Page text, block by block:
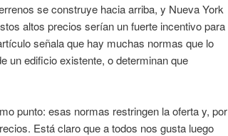
se construye hacia arriba, y Nueva York
altos precios serían un fuerte incentivo para
señala que hay muchas normas que lo
un edificio existente, o determinan que
punto: esas normas restringen la oferta y, por
Está claro que a todos nos gusta luego